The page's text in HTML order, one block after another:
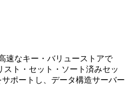
速なキー・バリューストアで
スト・セット・ソート済みセッ
ポートし、データ構造サーバー